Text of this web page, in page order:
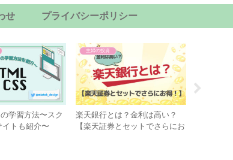
せ プライバシーポリシー
学習方法〜スク
イトも紹介〜
主婦の投資
楽天銀行とは？金利は高い？
【楽天証券とセットでさらにお